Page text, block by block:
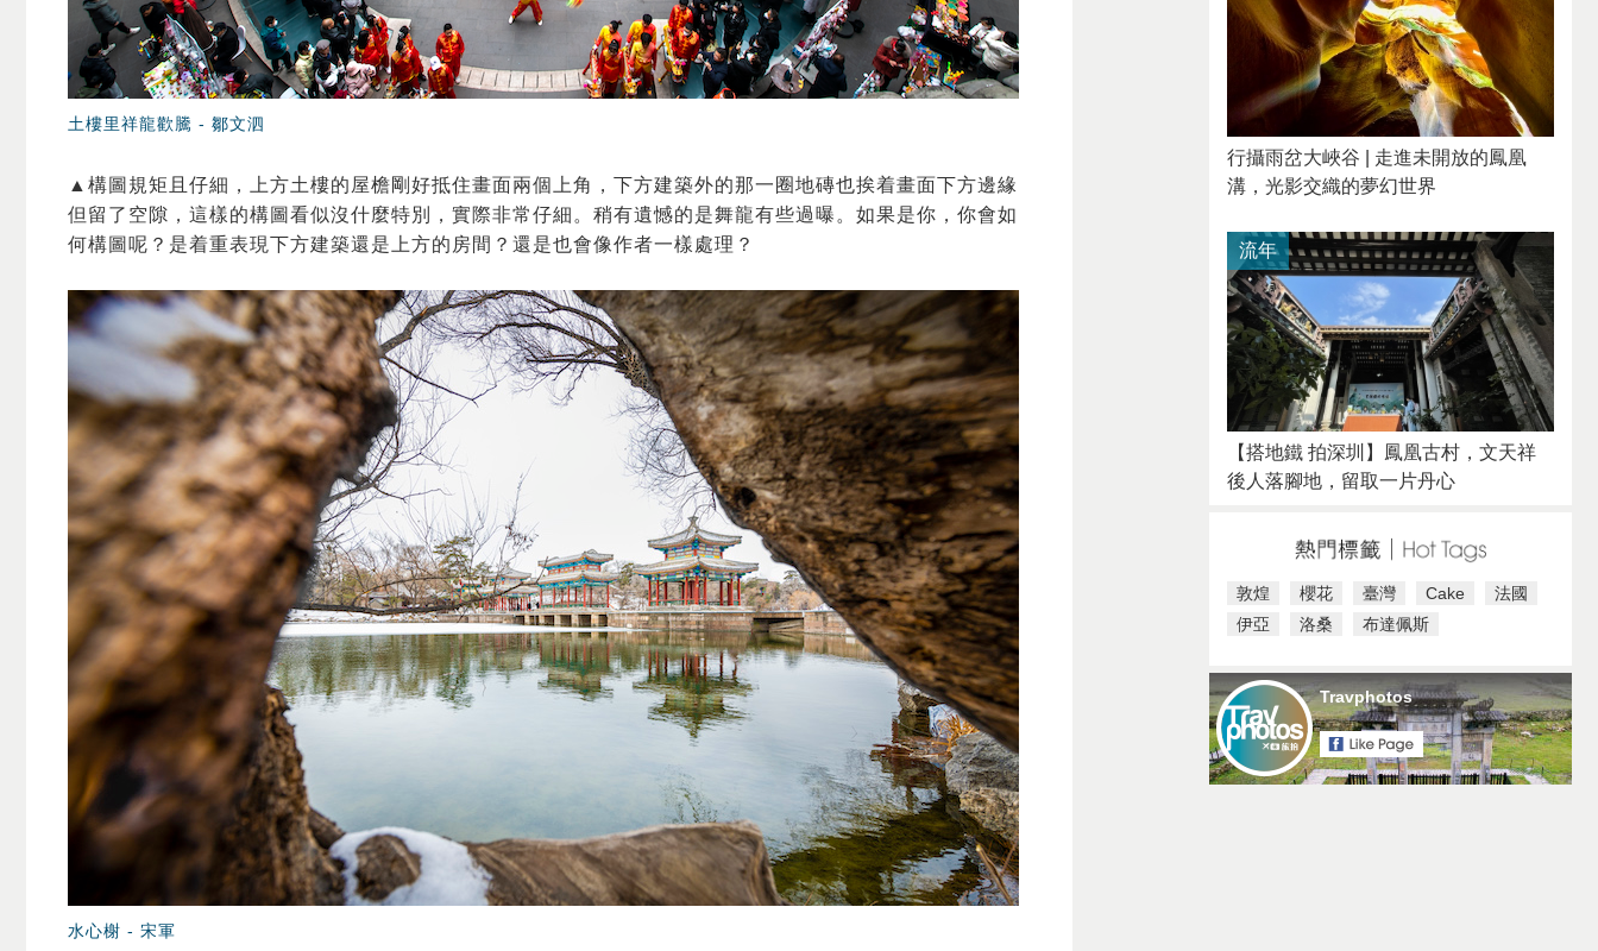
土樓里祥龍歡騰 - 鄒文泗
▲構圖規矩且仔細，上方土樓的屋檐剛好抵住畫面兩個上角，下方建築外的那一圈地磚也挨着畫面下方邊緣
但留了空隙，這樣的構圖看似沒什麼特別，實際非常仔細。稍有遺憾的是舞龍有些過曝。如果是你，你會如
何構圖呢？是着重表現下方建築還是上方的房間？還是也會像作者一樣處理？
水心榭 - 宋軍
行攝雨岔大峽谷 | 走進未開放的鳳凰
溝，光影交織的夢幻世界
【搭地鐵 拍深圳】鳳凰古村，文天祥
後人落腳地，留取一片丹心
流年
敦煌 櫻花 臺灣 Cake
法國
伊亞
洛桑 布達佩斯
Travphotos